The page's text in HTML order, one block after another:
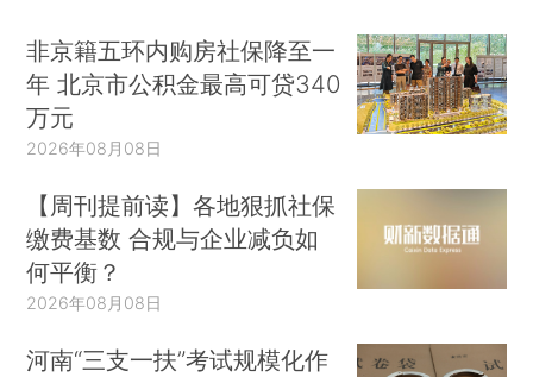
非京籍五环内购房社保降至一
年 北京市公积金最高可贷340
万元
2026年08月08日
【周刊提前读】各地狠抓社保
缴费基数 合规与企业减负如
何平衡？
2026年08月08日
河南“三支一扶”考试规模化作